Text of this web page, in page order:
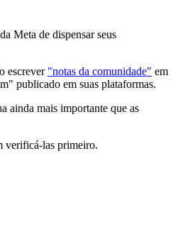
Meta de dispensar seus
escrever "notas da comunidade" em
publicado em suas plataformas.
ainda mais importante que as
verificá-las primeiro.